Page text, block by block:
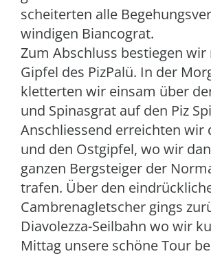
scheiterten alle
windigen Biancograt.
Zum Abschluss bestiegen wir
Gipfel des PizPalü. In der
kletterten wir einsam über
und Spinasgrat auf den Piz
Anschliessend erreichten wir
und den Ostgipfel, wo wir
ganzen Bergsteiger der
trafen. Über den
Cambrenagletscher gings
Diavolezza-Seilbahn wo wir
Mittag unsere schöne Tour